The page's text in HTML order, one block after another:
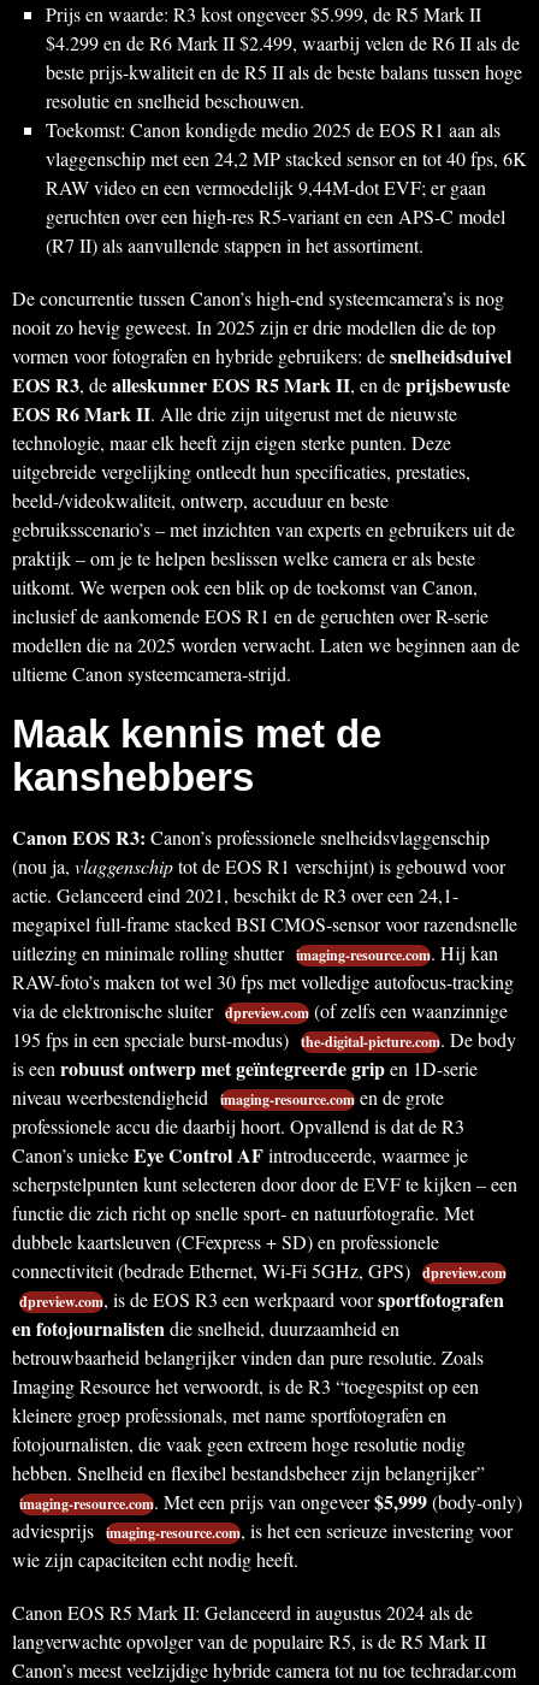
Prijs en waarde: R3 kost ongeveer $5.999, de R5 Mark II
$4.299 en de R6 Mark II $2.499, waarbij velen de R6 II als de
beste prijs-kwaliteit en de R5 II als de beste balans tussen hoge
resolutie en snelheid beschouwen.
Toekomst: Canon kondigde medio 2025 de EOS R1 aan als
vlaggenschip met een 24,2 MP stacked sensor en tot 40 fps, 6K
RAW video en een vermoedelijk 9,44M-dot EVF; er gaan
geruchten over een high-res R5-variant en een APS-C model
(R7 II) als aanvullende stappen in het assortiment.
De concurrentie tussen Canon’s high-end systeemcamera’s is nog
nooit zo hevig geweest. In 2025 zijn er drie modellen die de top
vormen voor fotografen en hybride gebruikers: desnelheidsduivel
EOS R3, dealleskunner EOS R5 Mark II, en deprijsbewuste
EOS R6 Mark II. Alle drie zijn uitgerust met de nieuwste
technologie, maar elk heeft zijn eigen sterke punten. Deze
uitgebreide vergelijking ontleedt hun specificaties, prestaties,
beeld-/videokwaliteit, ontwerp, accuduur en beste
gebruiksscenario’s – met inzichten van experts en gebruikers uit de
praktijk – om je te helpen beslissen welke camera er als beste
uitkomt. We werpen ook een blik op de toekomst van Canon,
inclusief de aankomende EOS R1 en de geruchten over R-serie
modellen die na 2025 worden verwacht. Laten we beginnen aan de
ultieme Canon systeemcamera-strijd.
Maak kennis met de
kanshebbers
Canon EOS R3: Canon’s professionele snelheidsvlaggenschip
(nou ja, vlaggenschiptot de EOS R1 verschijnt) is gebouwd voor
actie. Gelanceerd eind 2021, beschikt de R3 over een 24,1-
megapixel full-frame stacked BSI CMOS-sensor voor razendsnelle
uitlezing en minimale rolling shutter imaging-resource.com. Hij kan
RAW-foto’s maken tot wel 30 fps met volledige autofocus-tracking
via de elektronische sluiter dpreview.com (of zelfs een waanzinnige
195 fps in een speciale burst-modus) the-digital-picture.com. De body
is eenrobuust ontwerp met geïntegreerde gripen 1D-serie
niveau weerbestendigheid imaging-resource.com en de grote
professionele accu die daarbij hoort. Opvallend is dat de R3
Canon’s uniekeEye Control AFintroduceerde, waarmee je
scherpstelpunten kunt selecteren door door de EVF te kijken – een
functie die zich richt op snelle sport- en natuurfotografie. Met
dubbele kaartsleuven (CFexpress + SD) en professionele
connectiviteit (bedrade Ethernet, Wi-Fi 5GHz, GPS) dpreview.com
dpreview.com, is de EOS R3 een werkpaard voorsportfotografen
en fotojournalistendie snelheid, duurzaamheid en
betrouwbaarheid belangrijker vinden dan pure resolutie. Zoals
Imaging Resource het verwoordt, is de R3 “toegespitst op een
kleinere groep professionals, met name sportfotografen en
fotojournalisten, die vaak geen extreem hoge resolutie nodig
hebben. Snelheid en flexibel bestandsbeheer zijn belangrijker”
imaging-resource.com. Met een prijs van ongeveer$5,999(body-only)
adviesprijs imaging-resource.com, is het een serieuze investering voor
wie zijn capaciteiten echt nodig heeft.
Canon EOS R5 Mark II: Gelanceerd in augustus 2024 als de
langverwachte opvolger van de populaire R5, is de R5 Mark II
Canon’s meest veelzijdige hybride camera tot nu toe techradar.com